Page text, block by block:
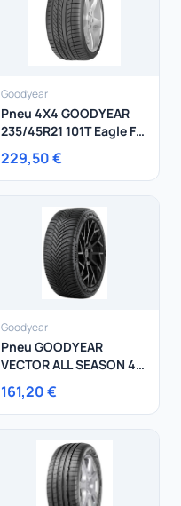
Goodyear
Pneu 4X4 GOODYEAR
235/45R21 101T Eagle F1
(Asymmetric) 3 SUV XL
229,50 €
Goodyear
Pneu GOODYEAR
VECTOR ALL SEASON 4
235/50R18 101Y
161,20 €